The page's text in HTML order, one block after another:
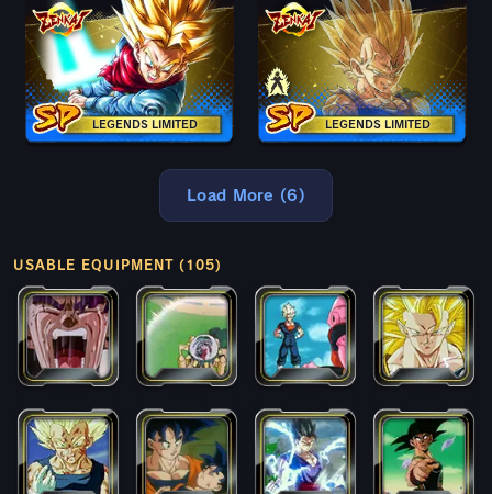
LEGENDS LIMITED LEGENDS LIMITED
Load More (6)
USABLE EQUIPMENT (105)